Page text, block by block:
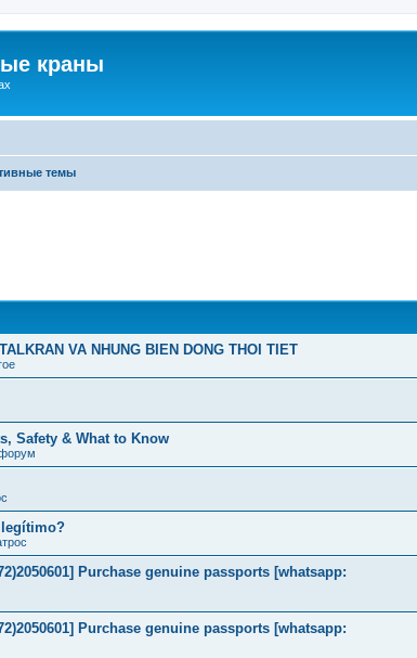
краны
темы
VA NHUNG BIEN DONG THOI TIET
Safety & What to Know
legítimo?
Purchase genuine passports [whatsapp:
Purchase genuine passports [whatsapp: